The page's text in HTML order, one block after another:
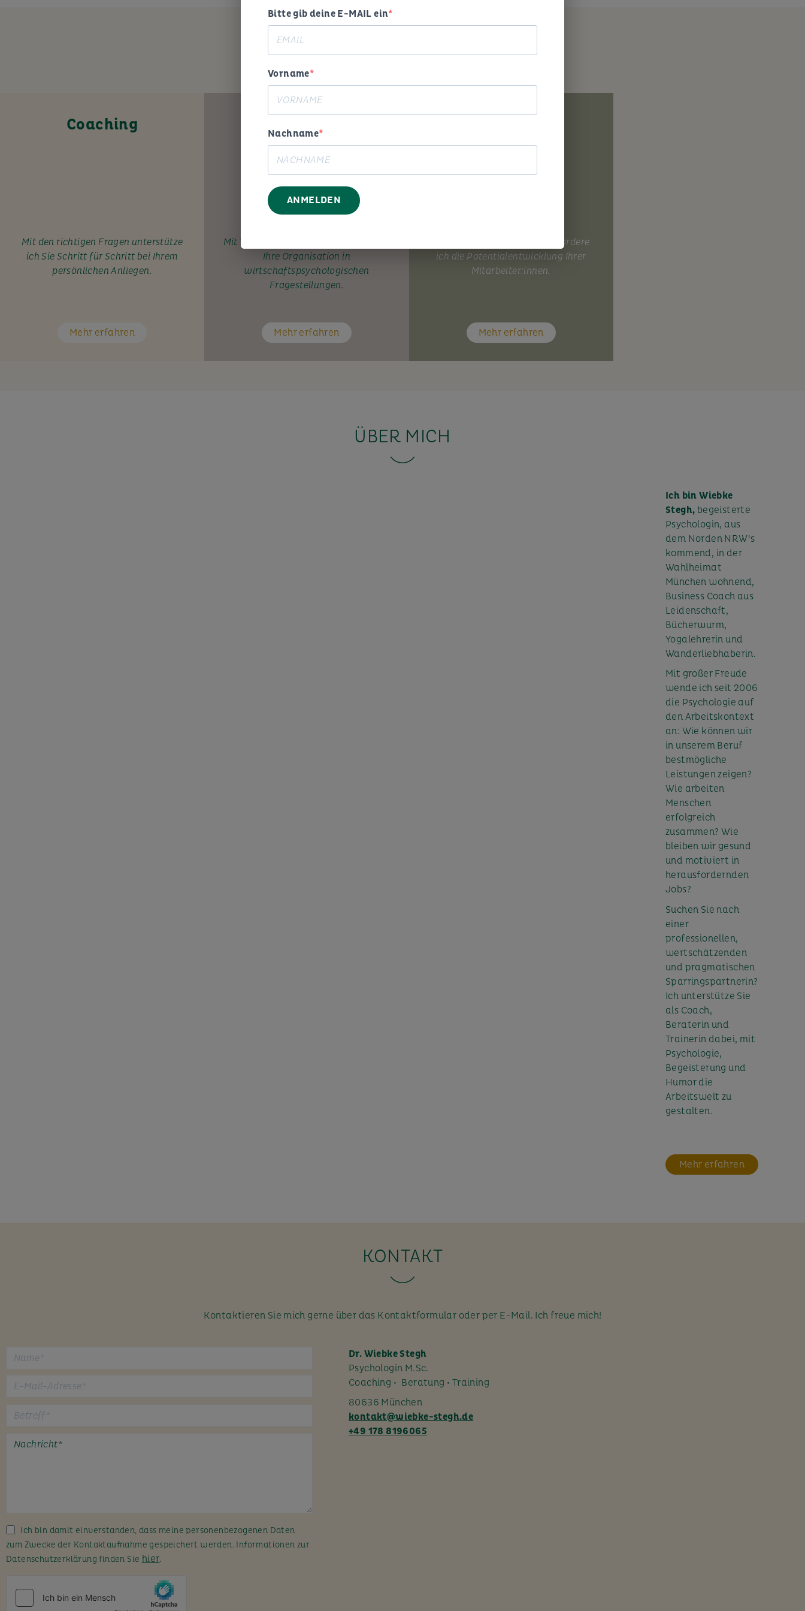
Coaching
Mit den richtigen Fragen unterstütze
ich Sie Schritt für Schritt bei Ihrem
persönlichen Anliegen.
Mehr erfahren
Beratung
Mit Wissen und Erfahrung begleite ich
Ihre Organisation in
wirtschaftspsychologischen
Fragestellungen.
Mehr erfahren
Mit Elan und Pragmatismus fördere
ich die Potentialentwicklung Ihrer
Mitarbeiter:innen.
Mehr erfahren
ÜBER MICH
Ich bin Wiebke
Stegh, begeisterte
Psychologin, aus
dem Norden NRW‘s
kommend, in der
Wahlheimat
München wohnend,
Business Coach aus
Leidenschaft,
Bücherwurm,
Yogalehrerin und
Wanderliebhaberin.
Mit großer Freude
wende ich seit 2006
die Psychologie auf
den Arbeitskontext
an: Wie können wir
in unserem Beruf
bestmögliche
Leistungen zeigen?
Wie arbeiten
Menschen
erfolgreich
zusammen? Wie
bleiben wir gesund
und motiviert in
herausfordernden
Jobs?
Suchen Sie nach
einer
professionellen,
wertschätzenden
und pragmatischen
Sparringspartnerin?
Ich unterstütze Sie
als Coach,
Beraterin und
Trainerin dabei, mit
Psychologie,
Begeisterung und
Humor die
Arbeitswelt zu
gestalten.
Mehr erfahren
KONTAKT
Kontaktieren Sie mich gerne über das Kontaktformular oder per E-Mail. Ich freue mich!
e
d
i
Ich bin damit einverstanden, dass meine personenbezogenen Daten
zum Zwecke der Kontaktaufnahme gespeichert werden. Informationen zur
Datenschutzerklärung finden Sie hier.
Dr. Wiebke Stegh
Psychologin M.Sc.
Coaching • Beratung • Training
80636 München
kontakt@wiebke-stegh.de
+49 178 8196065
Bitte gib deine E-MAIL ein
Vorname
Nachname
ANMELDEN